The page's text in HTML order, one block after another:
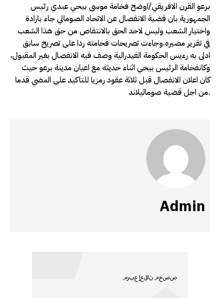
برعو القرن الافريقي/اوضح فخامة موسى بيحي عبدي رئيس
الجمهورية بان قضية الانفصال عن الاتحاد الصومالي جاء بارادة
واختيار الشعب وليس لاحد الحق بالانتقاص من حق هذا الشعب
في تقرير مصيره.وجاءت تصريحات فخامته ردا على تصريح سابق
ادلى به رءيس الحكومة الفيدرالية وصف فيه الانفصال بغير المقبول،
وكانفخامة الرئيس بيحي اثناء حديثه مع اعيان مدينة برعو حيث
كان اعلان الانفصال قبل ثلاثة عقود رمزيا للتاكيد على المضي قدما
من اجل قضية صوماليلاند.
Admin